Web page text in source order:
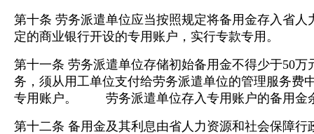
第十条 劳务派遣单位应当按照规定将备用金存入省人
定的商业银行开设的专用账户，实行专款专用。
第十一条 劳务派遣单位存储初始备用金不得少于50
务，须从用工单位支付给劳务派遣单位的管理服务费
专用账户。 劳务派遣单位存入专用账户的备用金
第十二条 备用金及其利息由省人力资源和社会保障行